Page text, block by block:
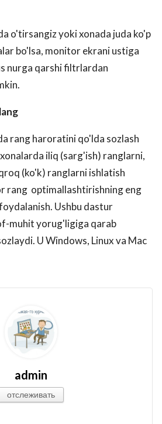
o'tirsangiz yoki xonada juda ko'p
bo'lsa, monitor ekrani ustiga
nurga qarshi filtrlardan
rang haroratini qo'lda sozlash
iliq (sarg'ish) ranglarni,
(ko'k) ranglarni ishlatish
rang optimallashtirishning eng
Ushbu dastur
muhit yorug'ligiga qarab
U Windows, Linux va Mac
admin
отслеживать